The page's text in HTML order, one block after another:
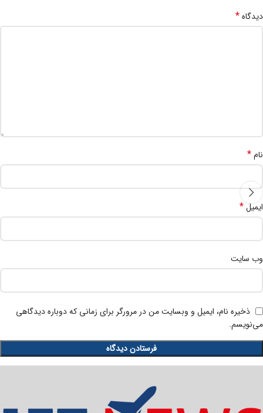
دیدگاه*
نام*
ایمیل*
وب‌ سایت
ذخیره نام، ایمیل و وبسایت من در مرورگر برای زمانی که دوباره دیدگاهی
می‌نویسم.